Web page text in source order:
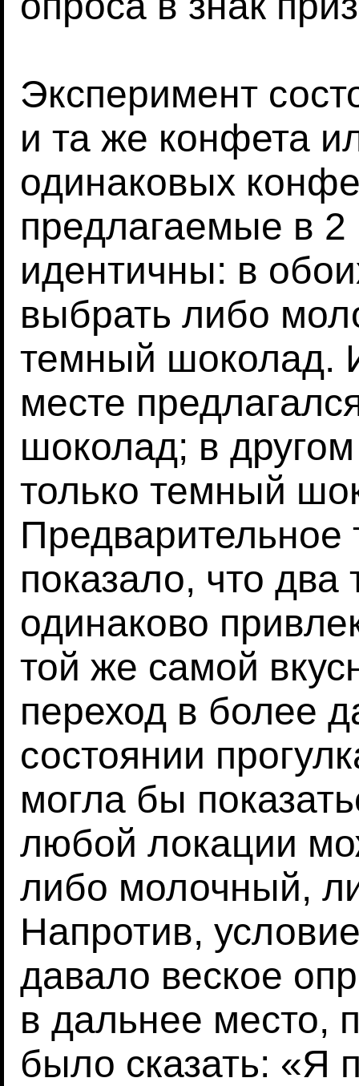
Эксперимент
и та же конфета
одинаковых
предлагаемые в
идентичны: в
выбрать либо
темный шоколад.
месте
шоколад; в
только темный
Предварительное
показало, что
одинаково
той же самой
переход в более
состоянии
могла бы
любой локации
либо молочный,
Напротив,
давало веское
в дальнее место,
было сказать: «Я